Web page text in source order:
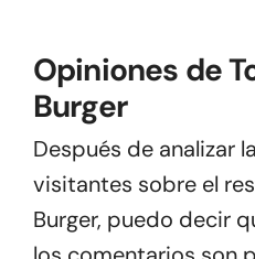
Opiniones de
Burger
Después de analizar
visitantes sobre el
Burger, puedo decir